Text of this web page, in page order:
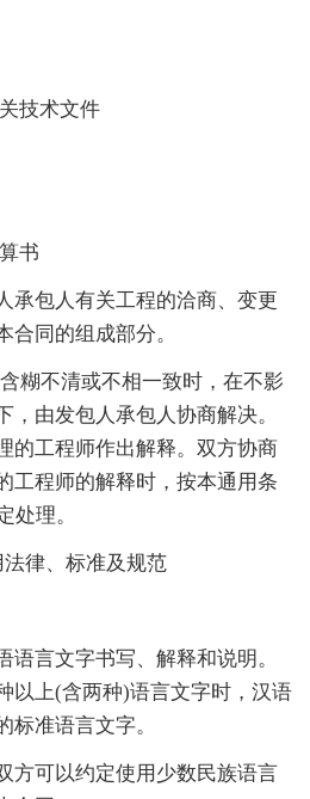
技术文件
书
承包人有关工程的洽商、变更
合同的组成部分。
糊不清或不相一致时，在不影
，由发包人承包人协商解决。
的工程师作出解释。双方协商
工程师的解释时，按本通用条
处理。
律、标准及规范
语言文字书写、解释和说明。
以上(含两种)语言文字时，汉语
标准语言文字。
方可以约定使用少数民族语言